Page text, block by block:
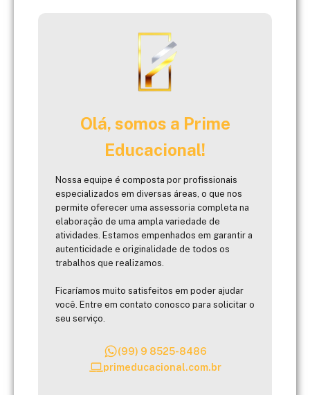
Olá, somos a Prime
Educacional!
Nossa equipe é composta por profissionais
especializados em diversas áreas, o que nos
permite oferecer uma assessoria completa na
elaboração de uma ampla variedade de
atividades. Estamos empenhados em garantir a
autenticidade e originalidade de todos os
trabalhos que realizamos.
Ficaríamos muito satisfeitos em poder ajudar
você. Entre em contato conosco para solicitar o
seu serviço.
(99) 9 8525-8486
primeducacional.com.br